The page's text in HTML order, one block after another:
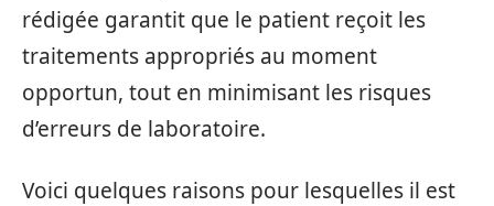
rédigée garantit que le patient reçoit les
traitements appropriés au moment
opportun, tout en minimisant les risques
d’erreurs de laboratoire.
Voici quelques raisons pour lesquelles il est